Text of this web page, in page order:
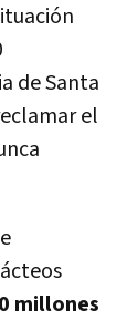
de Santa
el
millones